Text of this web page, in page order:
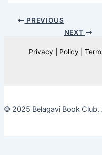
PREVIOUS
NEXT
Privacy | Policy |
© 2025 Belagavi Book Club.